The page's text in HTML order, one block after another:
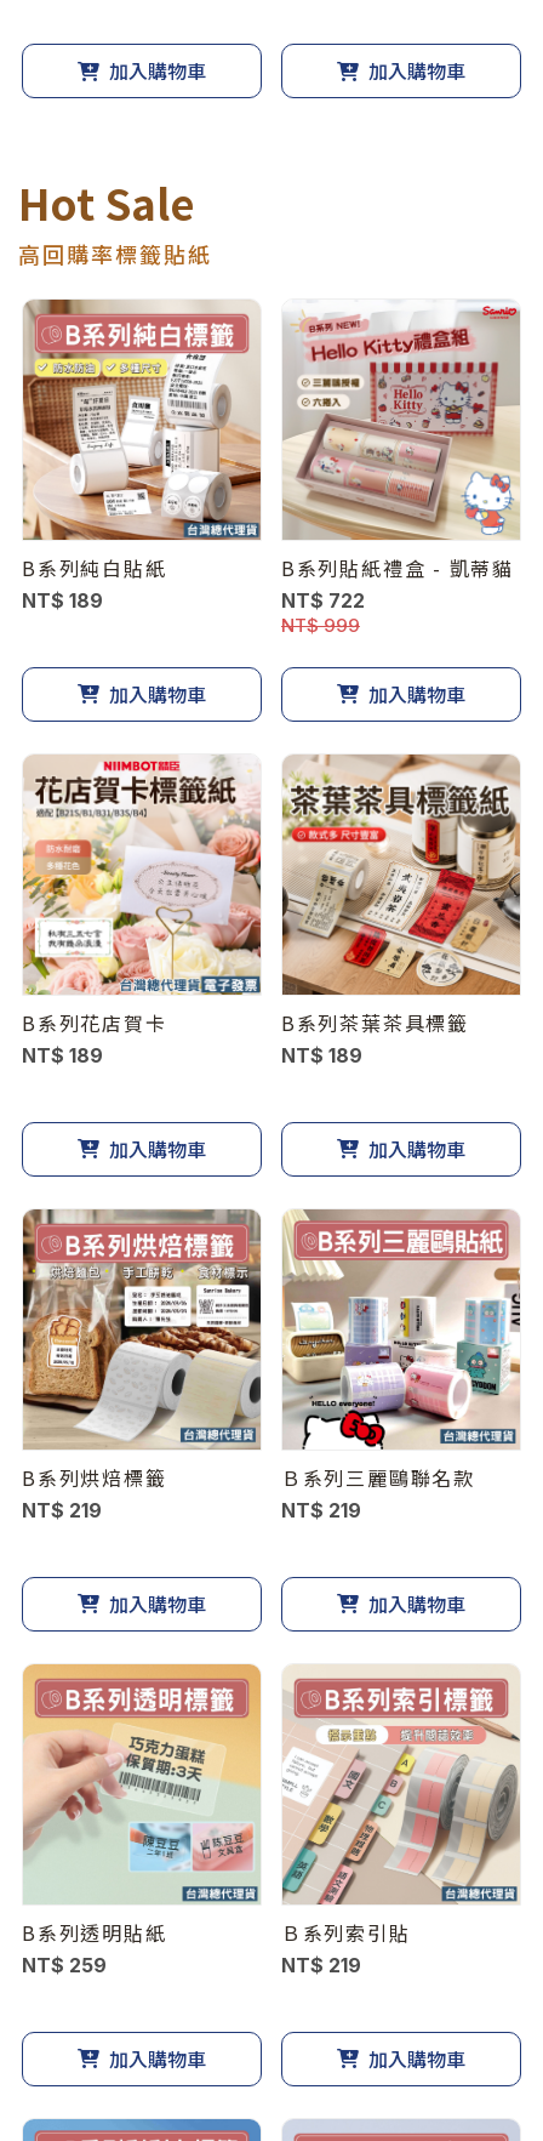
加入購物車 加入購物車
Hot Sale
高回購率標籤貼紙
B系列純白貼紙
NT$ 189
加入購物車
B系列貼紙禮盒 - 凱蒂貓
NT$ 722
NT$ 999
加入購物車
B系列花店賀卡
NT$ 189
加入購物車
B系列茶葉茶具標籤
NT$ 189
加入購物車
B系列烘焙標籤
NT$ 219
加入購物車
Ｂ系列三麗鷗聯名款
NT$ 219
加入購物車
B系列透明貼紙
NT$ 259
加入購物車
Ｂ系列索引貼
NT$ 219
加入購物車